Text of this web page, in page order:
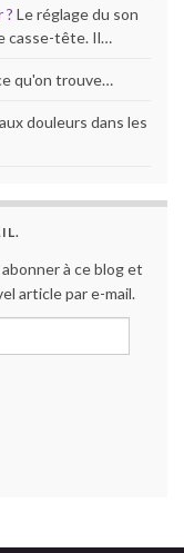
? Le réglage du son
casse-tête. Il…
qu'on trouve…
douleurs dans les
à ce blog et
article par e-mail.